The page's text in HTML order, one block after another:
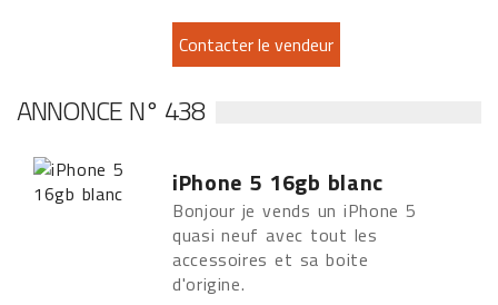
ANNONCE N° 438
iPhone 5 16gb blanc
Bonjour je vends un iPhone 5
quasi neuf avec tout les
accessoires et sa boite
d'origine.